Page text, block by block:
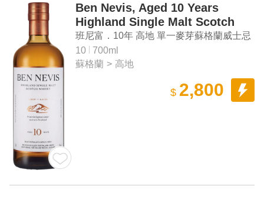
Ben Nevis, Aged 10 Years
Highland Single Malt Scotch
Whisky (New Edition)
班尼富．10年 高地 單一麥芽蘇格蘭威士忌
（新版）
10
700ml
蘇格蘭 > 高地
$ 2,800